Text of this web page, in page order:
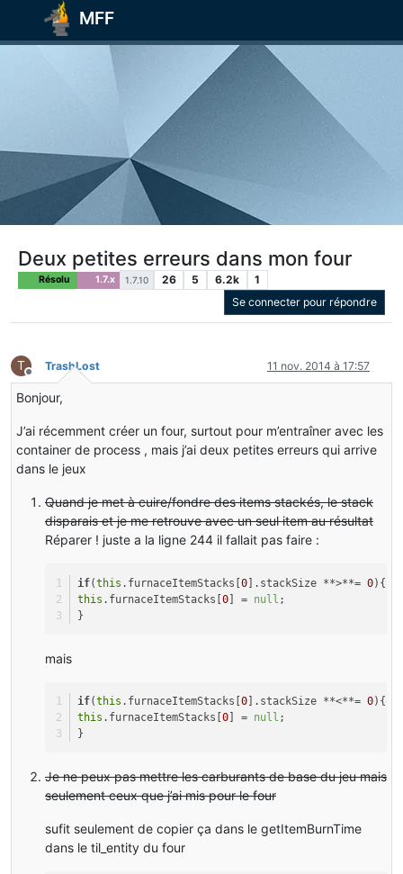
MFF
Deux petites erreurs dans mon four
Résolu 1.7.x 1.7.10 26 5 6.2k
1
Se connecter pour répondre
T
Hors-ligne
TrashLost 11 nov. 2014 à 17:57
Bonjour,
J’ai récemment créer un four, surtout pour m’entraîner avec les
container de process , mais j’ai deux petites erreurs qui arrive
dans le jeux
Quand je met à cuire/fondre des items stackés, le stack
disparais et je me retrouve avec un seul item au résultat
Réparer ! juste a la ligne 244 il fallait pas faire :
if(this .furnaceItemStacks[0].stackSize **>**= 0){
this .furnaceItemStacks[0] = null ;
}
mais
if(this .furnaceItemStacks[0 ].stackSize **<**= 0){
this .furnaceItemStacks[0 ] = null ;
}
Je ne peux pas mettre les carburants de base du jeu mais
seulement ceux que j’ai mis pour le four
sufit seulement de copier ça dans le getItemBurnTime
dans le til_entity du four